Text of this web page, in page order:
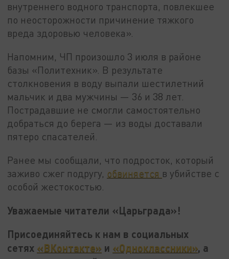
внутреннего водного транспорта, повлекшее
по неосторожности причинение тяжкого
вреда здоровью человека».
Напомним, ЧП произошло 3 июля в районе
базы «Политехник». В результате
столкновения в воду выпали шестилетний
мальчик и два мужчины — 36 и 38 лет.
Пострадавшие не смогли самостоятельно
добраться до берега — из воды доставали
пятеро спасателей.
Ранее мы сообщали, что подросток, который
заживо сжег подругу, обвиняется в убийстве с
особой жестокостью.
Уважаемые читатели «Царьграда»!
Присоединяйтесь к нам в социальных
сетях «ВКонтакте» и «Одноклассники», а